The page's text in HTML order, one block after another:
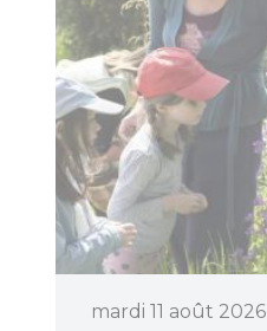
mardi 11 août 2026